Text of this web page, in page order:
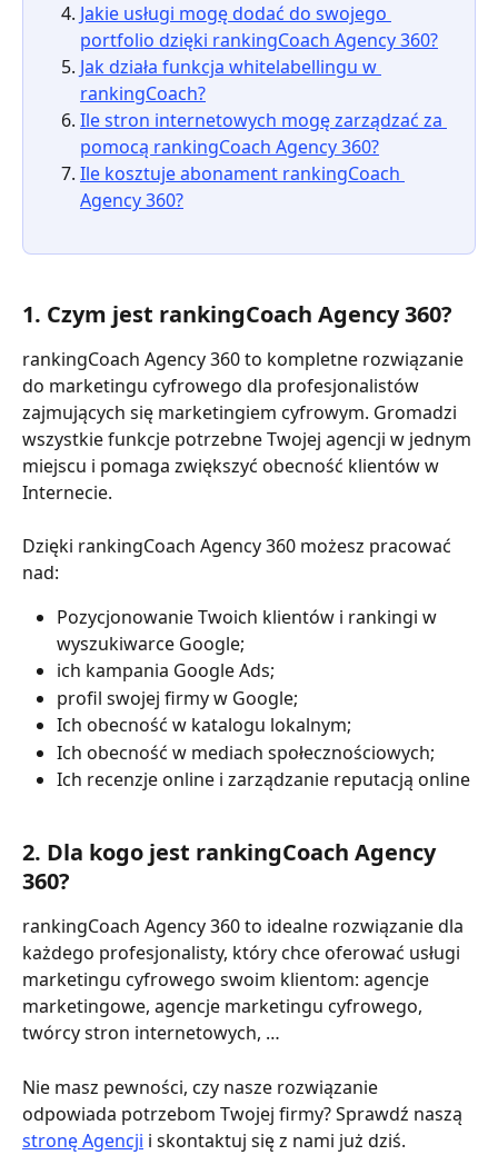
Jakie usługi mogę dodać do swojego
portfolio dzięki rankingCoach Agency 360?
Jak działa funkcja whitelabellingu w
rankingCoach?
Ile stron internetowych mogę zarządzać za
pomocą rankingCoach Agency 360?
Ile kosztuje abonament rankingCoach
Agency 360?
1. Czym jest rankingCoach Agency 360?
rankingCoach Agency 360 to kompletne rozwiązanie
do marketingu cyfrowego dla profesjonalistów
zajmujących się marketingiem cyfrowym. Gromadzi
wszystkie funkcje potrzebne Twojej agencji w jednym
miejscu i pomaga zwiększyć obecność klientów w
Internecie.
Dzięki rankingCoach Agency 360 możesz pracować
nad:
Pozycjonowanie Twoich klientów i rankingi w
wyszukiwarce Google;
ich kampania Google Ads;
profil swojej firmy w Google;
Ich obecność w katalogu lokalnym;
Ich obecność w mediach społecznościowych;
Ich recenzje online i zarządzanie reputacją online
2. Dla kogo jest rankingCoach Agency
360?
rankingCoach Agency 360 to idealne rozwiązanie dla
każdego profesjonalisty, który chce oferować usługi
marketingu cyfrowego swoim klientom: agencje
marketingowe, agencje marketingu cyfrowego,
twórcy stron internetowych, …
Nie masz pewności, czy nasze rozwiązanie
odpowiada potrzebom Twojej firmy? Sprawdź naszą
stronę Agencji i skontaktuj się z nami już dziś.